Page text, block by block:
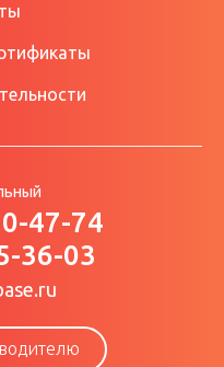
47-74
36-03